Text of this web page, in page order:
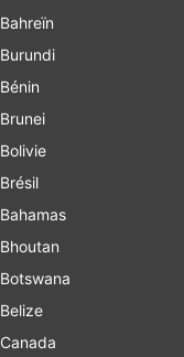
Bahreïn
Burundi
Bénin
Brunei
Bolivie
Brésil
Bahamas
Bhoutan
Botswana
Belize
Canada